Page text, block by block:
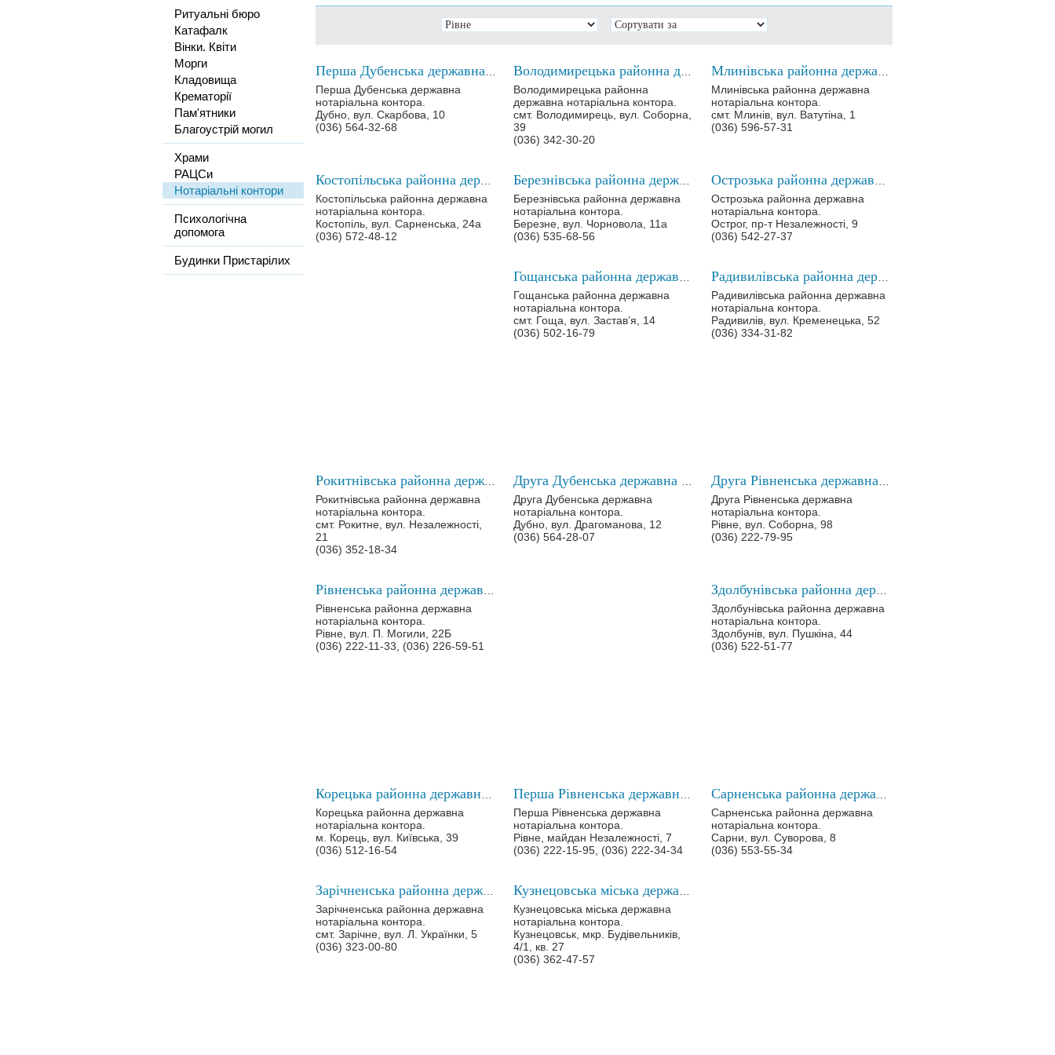
Ритуальні бюро
Катафалк
Вінки. Квіти
Морги
Кладовища
Крематорії
Пам'ятники
Благоустрій могил
Храми
РАЦСи
Нотаріальні контори
Психологічна
допомога
Будинки Пристарілих
Перша Дубенська державна
нотаріальна контора.
Дубно, вул. Скарбова, 10
(036) 564-32-68
Володимирецька районна
державна нотаріальна контора.
смт. Володимирець, вул. Соборна,
39
(036) 342-30-20
Млинівська районна державна
нотаріальна контора.
смт. Млинів, вул. Ватутіна, 1
(036) 596-57-31
Костопільська районна державна
нотаріальна контора.
Костопіль, вул. Сарненська, 24а
(036) 572-48-12
Березнівська районна державна
нотаріальна контора.
Березне, вул. Чорновола, 11а
(036) 535-68-56
Острозька районна державна
нотаріальна контора.
Острог, пр-т Незалежності, 9
(036) 542-27-37
Гощанська районна державна
нотаріальна контора.
смт. Гоща, вул. Застав’я, 14
(036) 502-16-79
Радивилівська районна державна
нотаріальна контора.
Радивилів, вул. Кременецька, 52
(036) 334-31-82
Рокитнівська районна державна
нотаріальна контора.
смт. Рокитне, вул. Незалежності,
21
(036) 352-18-34
Друга Дубенська державна
нотаріальна контора.
Дубно, вул. Драгоманова, 12
(036) 564-28-07
Друга Рівненська державна
нотаріальна контора.
Рівне, вул. Соборна, 98
(036) 222-79-95
Рівненська районна державна
нотаріальна контора.
Рівне, вул. П. Могили, 22Б
(036) 222-11-33, (036) 226-59-51
Здолбунівська районна державна
нотаріальна контора.
Здолбунів, вул. Пушкіна, 44
(036) 522-51-77
Корецька районна державна
нотаріальна контора.
м. Корець, вул. Київська, 39
(036) 512-16-54
Перша Рівненська державна
нотаріальна контора.
Рівне, майдан Незалежності, 7
(036) 222-15-95, (036) 222-34-34
Сарненська районна державна
нотаріальна контора.
Сарни, вул. Суворова, 8
(036) 553-55-34
Зарічненська районна державна
нотаріальна контора.
смт. Зарічне, вул. Л. Українки, 5
(036) 323-00-80
Кузнецовська міська державна
нотаріальна контора.
Кузнецовськ, мкр. Будівельників,
4/1, кв. 27
(036) 362-47-57